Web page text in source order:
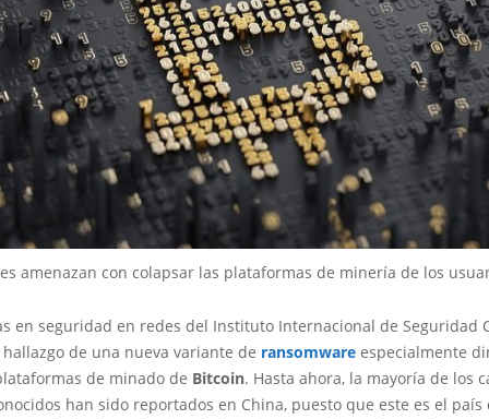
amenazan con colapsar las plataformas de minería de los
en seguridad en redes del Instituto Internacional de Seguridad
de una nueva variante de ransomware especialmente
de minado de Bitcoin. Hasta ahora, la mayoría de los
han sido reportados en China, puesto que este es el país